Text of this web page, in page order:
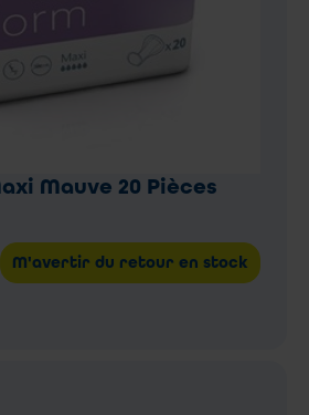
Mauve 20 Pièces
M'avertir du retour en stock